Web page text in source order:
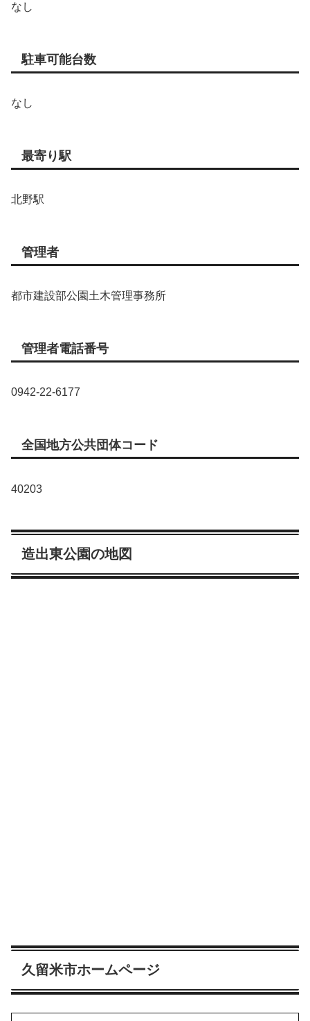
なし
駐車可能台数
なし
最寄り駅
北野駅
管理者
都市建設部公園土木管理事務所
管理者電話番号
0942-22-6177
全国地方公共団体コード
40203
造出東公園の地図
久留米市ホームページ